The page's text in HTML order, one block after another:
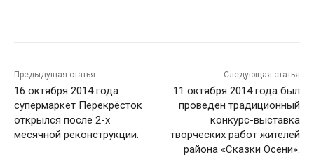
Предыдущая статья
16 октября 2014 года
супермаркет Перекрёсток
открылся после 2-х
месячной реконструкции.
Следующая статья
11 октября 2014 года был
проведен традиционный
конкурс-выставка
творческих работ жителей
района «Сказки Осени».